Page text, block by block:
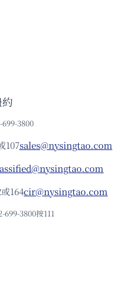
699-3800
107sales@nysingtao.com
164cir@nysingtao.com
699-3800按111